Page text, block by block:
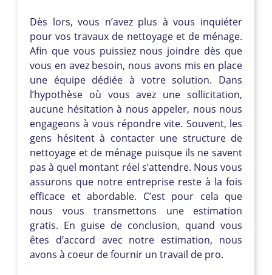
Dès lors, vous n’avez plus à vous inquiéter
pour vos travaux de nettoyage et de ménage.
Afin que vous puissiez nous joindre dès que
vous en avez besoin, nous avons mis en place
une équipe dédiée à votre solution. Dans
l’hypothèse où vous avez une sollicitation,
aucune hésitation à nous appeler, nous nous
engageons à vous répondre vite. Souvent, les
gens hésitent à contacter une structure de
nettoyage et de ménage puisque ils ne savent
pas à quel montant réel s’attendre. Nous vous
assurons que notre entreprise reste à la fois
efficace et abordable. C’est pour cela que
nous vous transmettons une estimation
gratis. En guise de conclusion, quand vous
êtes d’accord avec notre estimation, nous
avons à coeur de fournir un travail de pro.